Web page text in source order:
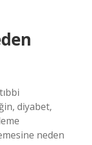
diyabet,
neden